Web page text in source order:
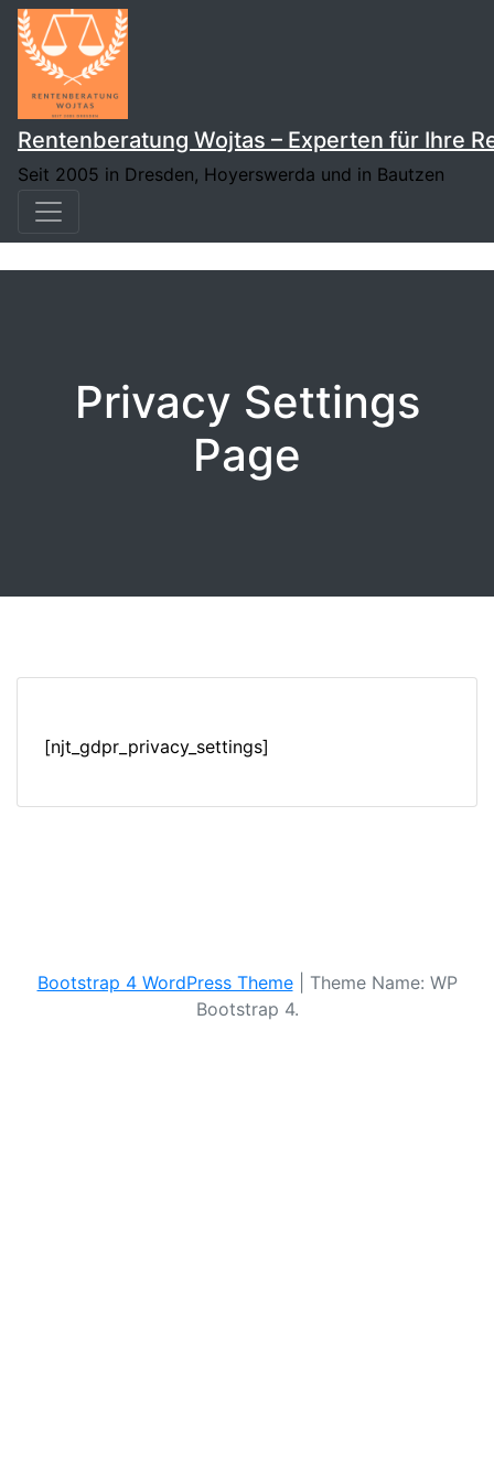
Skip
content
Rentenberatung Wojtas – Experten für Ihre
Seit 2005 in Dresden, Hoyerswerda und in Bautzen
Privacy Settings
Page
[njt_gdpr_privacy_settings]
Bootstrap 4 WordPress Theme
Theme Name: WP
Bootstrap 4.